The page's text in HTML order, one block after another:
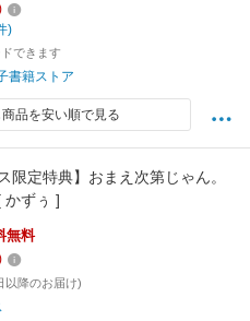
)
できます
書籍ストア
商品を安い順で見る
限定特典】おまえ次第じゃん。
かずぅ ]
無料
以降のお届け)